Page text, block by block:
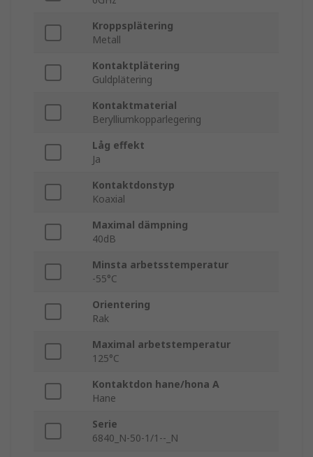
Kroppsplätering
Metall
Kontaktplätering
Guldplätering
Kontaktmaterial
Berylliumkopparlegering
Låg effekt
Ja
Kontaktdonstyp
Koaxial
Maximal dämpning
40dB
Minsta arbetsstemperatur
-55°C
Orientering
Rak
Maximal arbetstemperatur
125°C
Kontaktdon hane/hona A
Hane
Serie
6840_N-50-1/1--_N